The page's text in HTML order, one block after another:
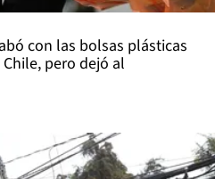
con las bolsas plásticas
pero dejó al